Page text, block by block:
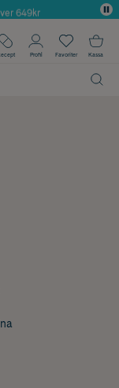
649kr
Profil Favoriter Kassa